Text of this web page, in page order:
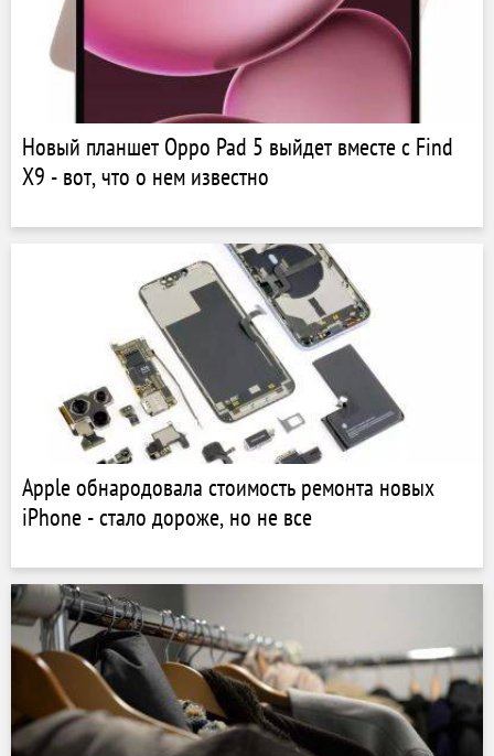
Новый планшет Oppo Pad 5 выйдет вместе с Find
X9 - вот, что о нем известно
Apple обнародовала стоимость ремонта новых
iPhone - стало дороже, но не все